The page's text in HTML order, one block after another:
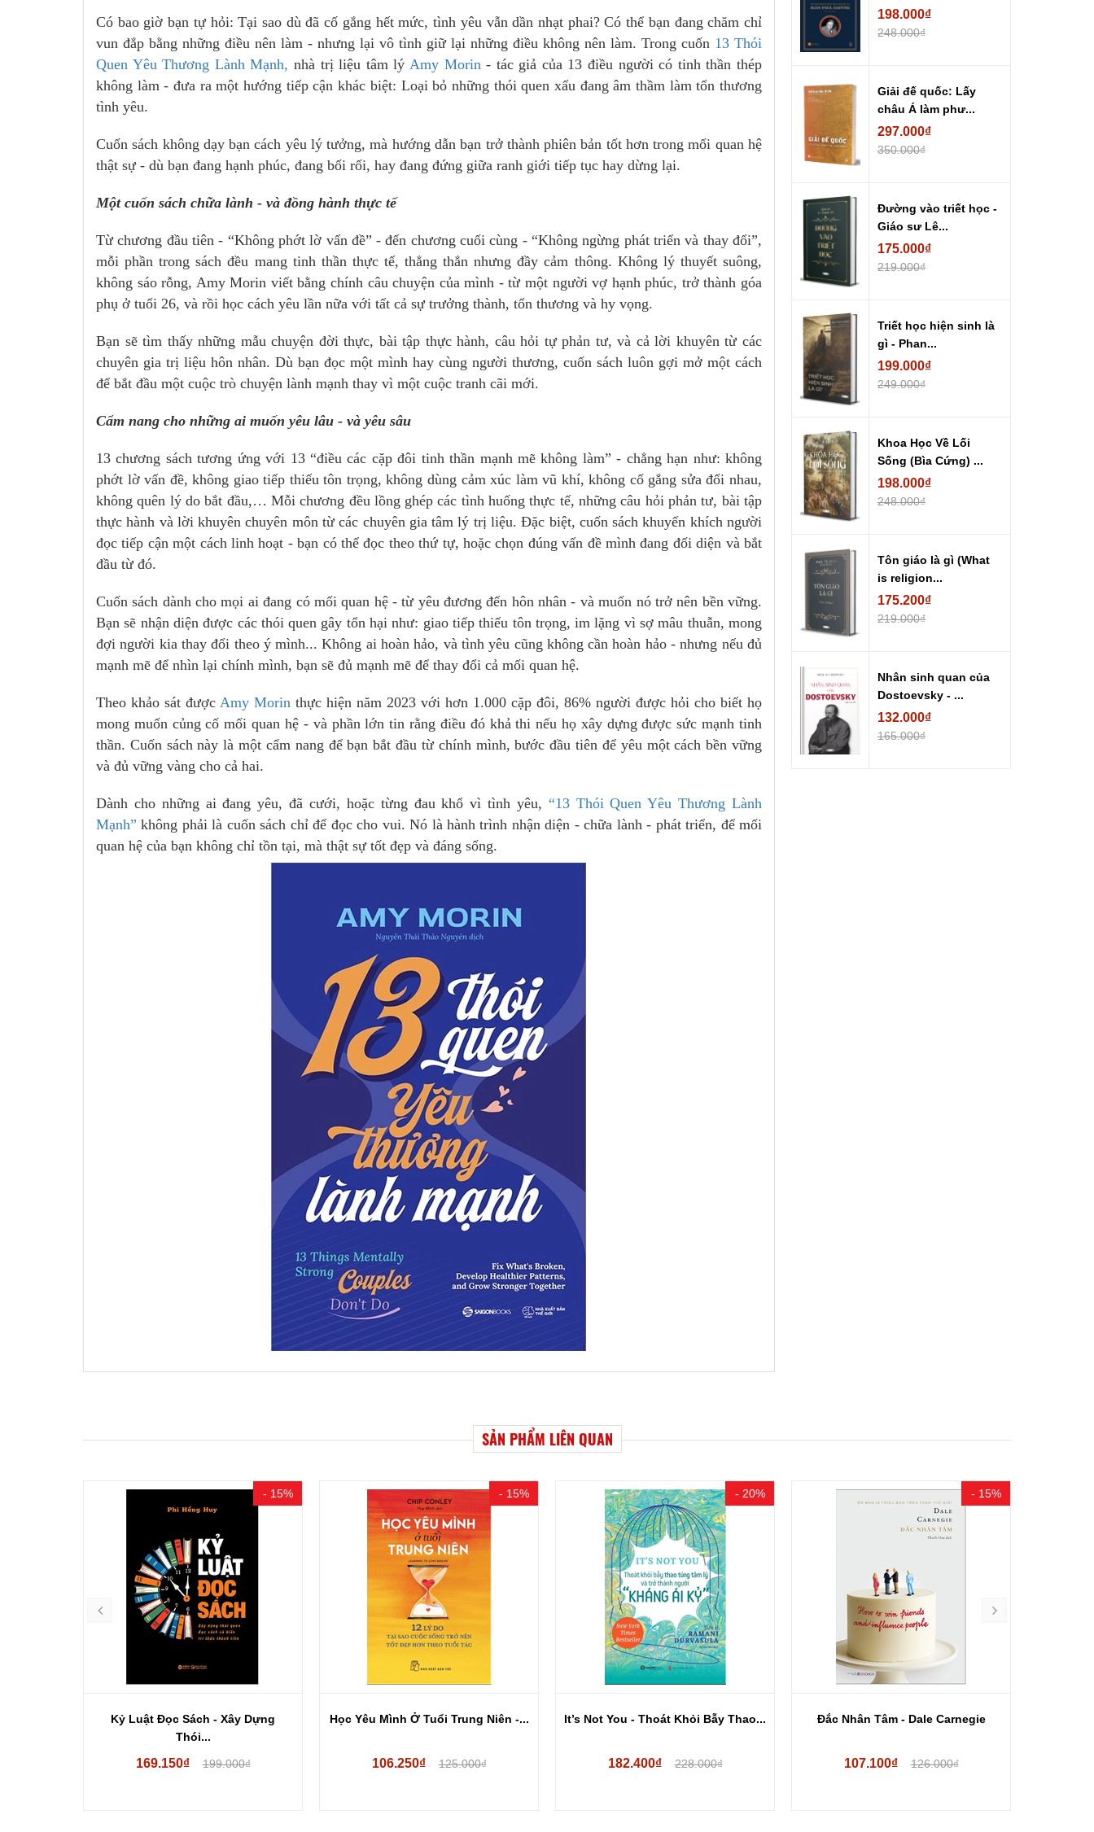
Có bao giờ bạn tự hỏi: Tại sao dù đã cố gắng hết mức, tình yêu vẫn dần nhạt phai? Có thể bạn đang chăm chỉ
vun đắp bằng những điều nên làm - nhưng lại vô tình giữ lại những điều không nên làm. Trong cuốn 13 Thói
Quen Yêu Thương Lành Mạnh, nhà trị liệu tâm lý Amy Morin- tác giả của 13 điều người có tinh thần thép
không làm - đưa ra một hướng tiếp cận khác biệt: Loại bỏ những thói quen xấu đang âm thầm làm tổn thương
tình yêu.
Cuốn sách không dạy bạn cách yêu lý tưởng, mà hướng dẫn bạn trở thành phiên bản tốt hơn trong mối quan hệ
thật sự - dù bạn đang hạnh phúc, đang bối rối, hay đang đứng giữa ranh giới tiếp tục hay dừng lại.
Một cuốn sách chữa lành - và đồng hành thực tế
Từ chương đầu tiên - “Không phớt lờ vấn đề” - đến chương cuối cùng - “Không ngừng phát triển và thay đổi”,
mỗi phần trong sách đều mang tinh thần thực tế, thẳng thắn nhưng đầy cảm thông. Không lý thuyết suông,
không sáo rỗng, Amy Morin viết bằng chính câu chuyện của mình - từ một người vợ hạnh phúc, trở thành góa
phụ ở tuổi 26, và rồi học cách yêu lần nữa với tất cả sự trưởng thành, tổn thương và hy vọng.
Bạn sẽ tìm thấy những mẫu chuyện đời thực, bài tập thực hành, câu hỏi tự phản tư, và cả lời khuyên từ các
chuyên gia trị liệu hôn nhân. Dù bạn đọc một mình hay cùng người thương, cuốn sách luôn gợi mở một cách
để bắt đầu một cuộc trò chuyện lành mạnh thay vì một cuộc tranh cãi mới.
Cẩm nang cho những ai muốn yêu lâu - và yêu sâu
13 chương sách tương ứng với 13 “điều các cặp đôi tinh thần mạnh mẽ không làm” - chẳng hạn như: không
phớt lờ vấn đề, không giao tiếp thiếu tôn trọng, không dùng cảm xúc làm vũ khí, không cố gắng sửa đổi nhau,
không quên lý do bắt đầu,… Mỗi chương đều lồng ghép các tình huống thực tế, những câu hỏi phản tư, bài tập
thực hành và lời khuyên chuyên môn từ các chuyên gia tâm lý trị liệu. Đặc biệt, cuốn sách khuyến khích người
đọc tiếp cận một cách linh hoạt - bạn có thể đọc theo thứ tự, hoặc chọn đúng vấn đề mình đang đối diện và bắt
đầu từ đó.
Cuốn sách dành cho mọi ai đang có mối quan hệ - từ yêu đương đến hôn nhân - và muốn nó trở nên bền vững.
Bạn sẽ nhận diện được các thói quen gây tổn hại như: giao tiếp thiếu tôn trọng, im lặng vì sợ mâu thuẫn, mong
đợi người kia thay đổi theo ý mình... Không ai hoàn hảo, và tình yêu cũng không cần hoàn hảo - nhưng nếu đủ
mạnh mẽ để nhìn lại chính mình, bạn sẽ đủ mạnh mẽ để thay đổi cả mối quan hệ.
Theo khảo sát được Amy Morin thực hiện năm 2023 với hơn 1.000 cặp đôi, 86% người được hỏi cho biết họ
mong muốn củng cố mối quan hệ - và phần lớn tin rằng điều đó khả thi nếu họ xây dựng được sức mạnh tinh
thần. Cuốn sách này là một cẩm nang để bạn bắt đầu từ chính mình, bước đầu tiên để yêu một cách bền vững
và đủ vững vàng cho cả hai.
Dành cho những ai đang yêu, đã cưới, hoặc từng đau khổ vì tình yêu, “13 Thói Quen Yêu Thương Lành
Mạnh”không phải là cuốn sách chỉ để đọc cho vui. Nó là hành trình nhận diện - chữa lành - phát triển, để mối
quan hệ của bạn không chỉ tồn tại, mà thật sự tốt đẹp và đáng sống.
198.000₫
248.000₫
Giải đế quốc: Lấy
châu Á làm phư...
297.000₫
350.000₫
Đường vào triết học -
Giáo sư Lê...
175.000₫
219.000₫
Triết học hiện sinh là
gì - Phan...
199.000₫
249.000₫
Khoa Học Về Lối
Sống (Bìa Cứng) ...
198.000₫
248.000₫
Tôn giáo là gì (What
is religion...
175.200₫
219.000₫
Nhân sinh quan của
Dostoevsky - ...
132.000₫
165.000₫
SẢN PHẨM LIÊN QUAN
- 15%
Kỷ Luật Đọc Sách - Xây Dựng
Thói...
169.150₫ 199.000₫
- 15%
Học Yêu Mình Ở Tuổi Trung Niên -...
106.250₫ 125.000₫
- 20%
It’s Not You - Thoát Khỏi Bẫy Thao...
182.400₫ 228.000₫
- 15%
Đắc Nhân Tâm - Dale Carnegie
107.100₫ 126.000₫